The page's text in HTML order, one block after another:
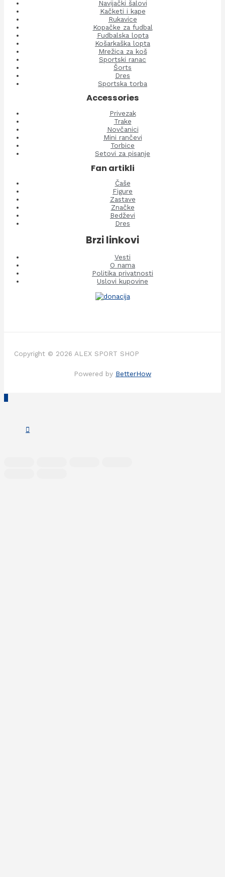
Navijački šalovi
Kačketi i kape
Rukavice
Kopačke za fudbal
Fudbalska lopta
Košarkaška lopta
Mrežica za koš
Sportski ranac
Šorts
Dres
Sportska torba
Accessories
Privezak
Trake
Novčanici
Mini rančevi
Torbice
Setovi za pisanje
Fan artikli
Čaše
Figure
Zastave
Značke
Bedževi
Dres
Brzi linkovi
Vesti
O nama
Politika privatnosti
Uslovi kupovine
Copyright © 2026 ALEX SPORT SHOP
Powered by BetterHow
Scroll
to